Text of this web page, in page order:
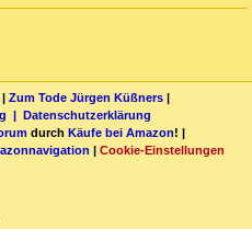
| Zum Tode Jürgen Küßners |
| Datenschutzerklärung
durch Käufe bei Amazon! |
| Cookie-Einstellungen